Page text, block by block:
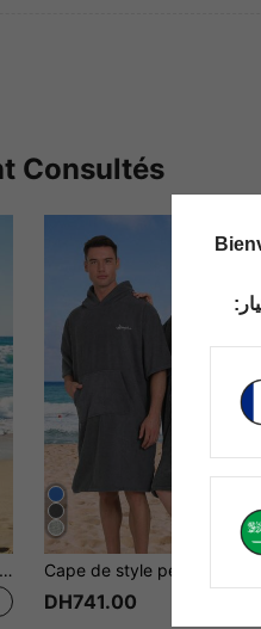
Consultés
1 pièce Poncho à capuche pour le surf, peignoir de changement réversible à capuche, peignoir de changement de combinaison de plongée de très grande taille avec 2 poches latérales et manches, en microfibre super douce, convient pour la maison, la plage, la piscine, la salle de bain
DH741.00